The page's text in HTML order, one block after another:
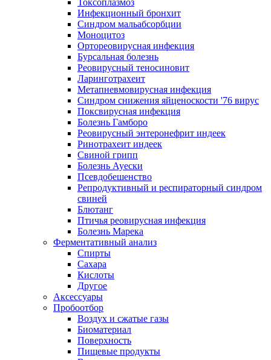
Токсоплазмоз
Инфекционный бронхит
Синдром мальабсорбции
Моноцитоз
Ортореовирусная инфекция
Бурсальная болезнь
Реовирусный теносиновит
Ларинготрахеит
Метапневмовирусная инфекция
Синдром снижения яйценоскости '76 вирус
Поксвирусная инфекция
Болезнь Гамборо
Реовирусный энтеронефрит индеек
Ринотрахеит индеек
Свиной грипп
Болезнь Ауески
Псевдобешенство
Репродуктивный и респираторный синдром
свиней
Блютанг
Птичья реовирусная инфекция
Болезнь Марека
Ферментативный анализ
Спирты
Сахара
Кислоты
Другое
Аксессуары
Пробоотбор
Воздух и сжатые газы
Биоматериал
Поверхность
Пищевые продукты